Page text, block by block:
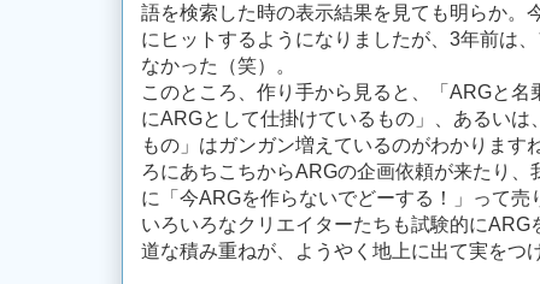
語を検索した時の表示結果を見ても明らか。
にヒットするようになりましたが、3年前は
なかった（笑）。
このところ、作り手から見ると、「ARGと
にARGとして仕掛けているもの」、あるい
もの」はガンガン増えているのがわかります
ろにあちこちからARGの企画依頼が来たり、
に「今ARGを作らないでどーする！」って
いろいろなクリエイターたちも試験的にARG
道な積み重ねが、ようやく地上に出て実をつ